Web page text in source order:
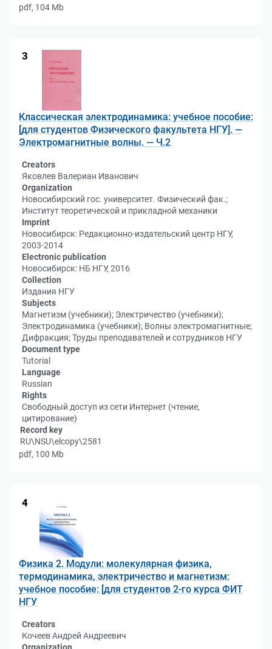
pdf, 104 Mb
3
Классическая электродинамика: учебное пособие:
[для студентов Физического факультета НГУ]. —
Электромагнитные волны. — Ч.2
Creators
Яковлев Валериан Иванович
Organization
Новосибирский гос. университет. Физический фак.;
Институт теоретической и прикладной механики
Imprint
Новосибирск: Редакционно-издательский центр НГУ,
2003-2014
Electronic publication
Новосибирск: НБ НГУ, 2016
Collection
Издания НГУ
Subjects
Магнетизм (учебники); Электричество (учебники);
Электродинамика (учебники); Волны электромагнитные;
Дифракция; Труды преподавателей и сотрудников НГУ
Document type
Tutorial
Language
Russian
Rights
Свободный доступ из сети Интернет (чтение,
цитирование)
Record key
RU\NSU\elcopy\2581
pdf, 100 Mb
4
Физика 2. Модули: молекулярная физика,
термодинамика, электричество и магнетизм:
учебное пособие: [для студентов 2-го курса ФИТ
НГУ
Creators
Кочеев Андрей Андреевич